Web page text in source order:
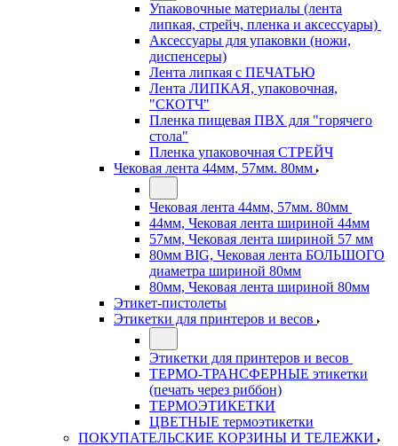
Упаковочные материалы (лента
липкая, стрейч, пленка и аксессуары)
Аксессуары для упаковки (ножи,
диспенсеры)
Лента липкая с ПЕЧАТЬЮ
Лента ЛИПКАЯ, упаковочная,
"СКОТЧ"
Пленка пищевая ПВХ для "горячего
стола"
Пленка упаковочная СТРЕЙЧ
Чековая лента 44мм, 57мм. 80мм
Чековая лента 44мм, 57мм. 80мм
44мм, Чековая лента шириной 44мм
57мм, Чековая лента шириной 57 мм
80мм BIG, Чековая лента БОЛЬШОГО
диаметра шириной 80мм
80мм, Чековая лента шириной 80мм
Этикет-пистолеты
Этикетки для принтеров и весов
Этикетки для принтеров и весов
ТЕРМО-ТРАНСФЕРНЫЕ этикетки
(печать через риббон)
ТЕРМОЭТИКЕТКИ
ЦВЕТНЫЕ термоэтикетки
ПОКУПАТЕЛЬСКИЕ КОРЗИНЫ И ТЕЛЕЖКИ